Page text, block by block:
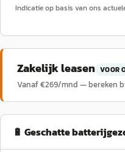
Indicatie op basis van ons
Zakelijk leasen VOOR
Vanaf €269/mnd — bereken
🔋 Geschatte